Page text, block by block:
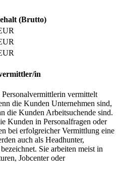
(Brutto)
in
vermittelt
die Kunden Unternehmen sind,
die Kunden Arbeitsuchende sind.
Kunden in Personalfragen oder
bei erfolgreicher Vermittlung eine
auch als Headhunter,
Sie arbeiten meist in
Jobcenter oder